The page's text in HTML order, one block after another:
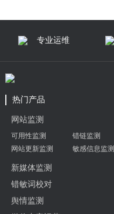
专业运维
热门产品
网站监测
可用性监测 错链监测
网站更新监测
敏感信息监测
新媒体监测
错敏词校对
舆情监测